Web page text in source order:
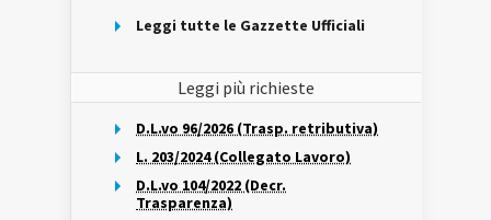
Leggi tutte le Gazzette Ufficiali
Leggi più richieste
D.L.vo 96/2026 (Trasp. retributiva)
L. 203/2024 (Collegato Lavoro)
D.L.vo 104/2022 (Decr.
Trasparenza)